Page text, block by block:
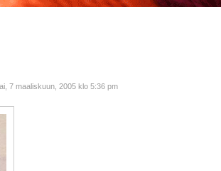
7 maaliskuun, 2005 klo 5:36 pm